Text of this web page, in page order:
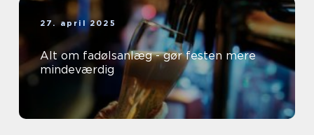
27. april 2025
Alt om fadølsanlæg - gør festen mere
mindeværdig